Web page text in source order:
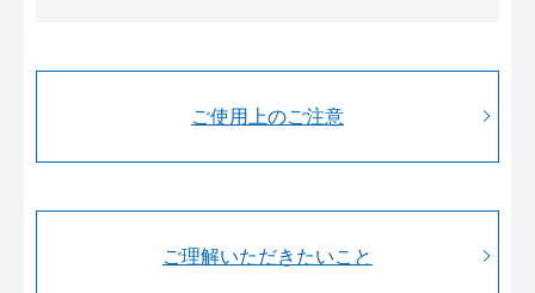
ご使用上のご注意
ご理解いただきたいこと